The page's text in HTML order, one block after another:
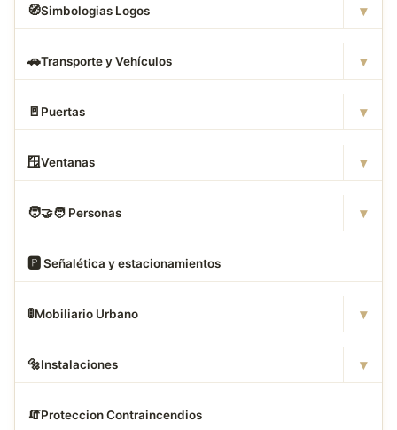
🧭Simbologias Logos ▾
🚗Transporte y Vehículos ▾
🚪 Puertas ▾
🪟Ventanas ▾
🧑‍🤝‍🧑 Personas ▾
🅿️ Señalética y estacionamientos
🚦Mobiliario Urbano ▾
🔩Instalaciones ▾
🧯Proteccion Contraincendios